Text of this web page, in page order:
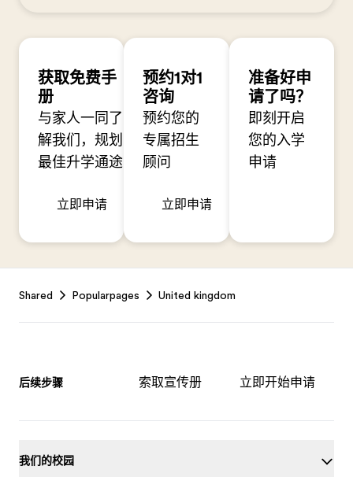
获取免费手
册
与家人一同了
解我们，规划
最佳升学通途
立即申请
预约1对1
咨询
预约您的
专属招生
顾问
立即申请
准备好申
请了吗？
即刻开启
您的入学
申请
Shared Popularpages United kingdom
后续步骤 索取宣传册 立即开始申请
我们的校园